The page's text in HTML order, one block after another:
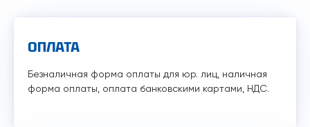
ОПЛАТА
Безналичная форма оплаты для юр. лиц, наличная
форма оплаты, оплата банковскими картами, НДС.